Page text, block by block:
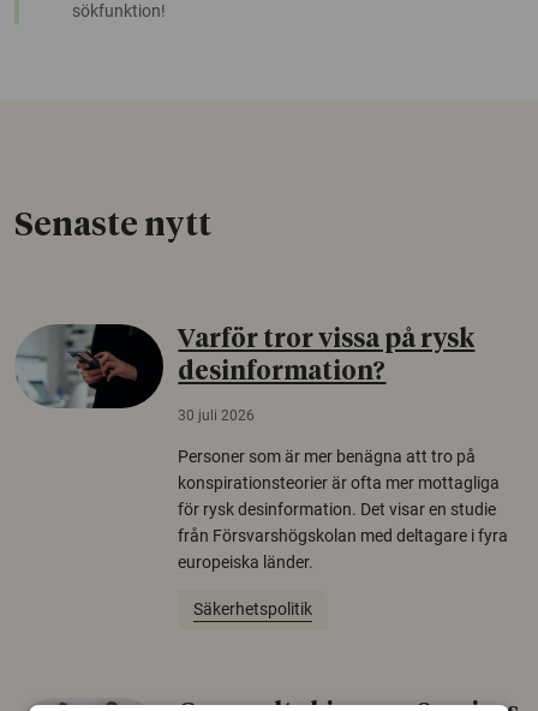
sökfunktion!
Senaste nytt
Varför tror vissa på rysk
desinformation?
30 juli 2026
Personer som är mer benägna att tro på
konspirationsteorier är ofta mer mottagliga
för rysk desinformation. Det visar en studie
från Försvarshögskolan med deltagare i fyra
europeiska länder.
Säkerhetspolitik